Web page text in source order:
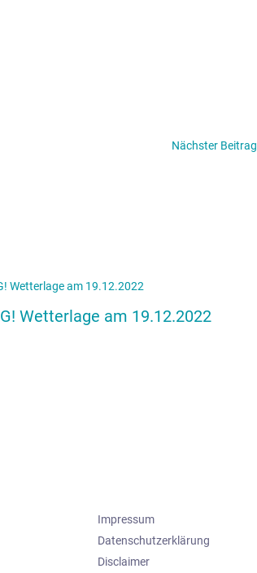
Nächster Beitrag
Wetterlage am 19.12.2022
Impressum
Datenschutzerklärung
Disclaimer